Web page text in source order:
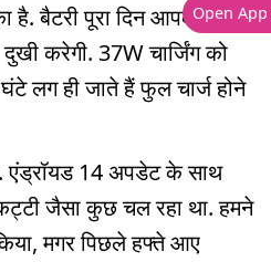
है. बैटरी पूरा दिन आपका साथ
दुखी करेगी. 37W चार्जिंग को
लग ही जाते हैं फुल चार्ज होने
14 अपडेट के साथ
जैसा कुछ चल रहा था. हमने
मगर पिछले हफ्ते आए
Open App